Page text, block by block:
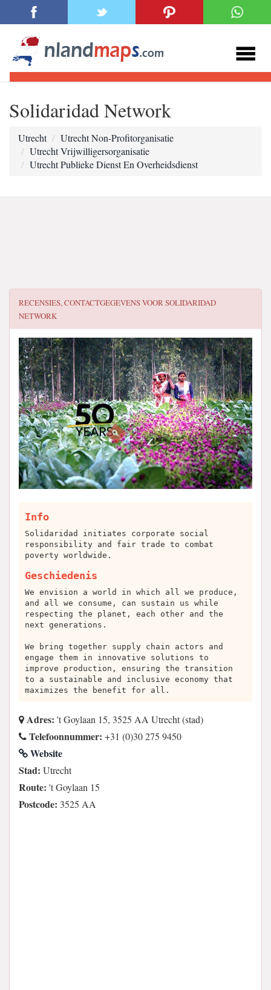
Solidaridad Network
Utrecht
Utrecht Non-Profitorganisatie
Utrecht Vrijwilligersorganisatie
Utrecht Publieke Dienst En Overheidsdienst
RECENSIES, CONTACTGEGEVENS VOORSOLIDARIDAD
NETWORK
Info
Solidaridad initiates corporate social
responsibility and fair trade to combat
poverty worldwide.
Geschiedenis
We envision a world in which all we produce,
and all we consume, can sustain us while
respecting the planet, each other and the
next generations.
We bring together supply chain actors and
engage them in innovative solutions to
improve production, ensuring the transition
to a sustainable and inclusive economy that
maximizes the benefit for all.
Adres: 't Goylaan 15, 3525 AA Utrecht (stad)
Telefoonnummer: +31 (0)30 275 9450
Website
Stad: Utrecht
Route: 't Goylaan 15
Postcode: 3525 AA